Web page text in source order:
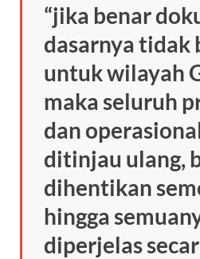
“jika benar
dasarnya tidak
untuk wilayah
maka seluruh
dan
ditinjau ulang,
dihentikan
hingga
diperjelas